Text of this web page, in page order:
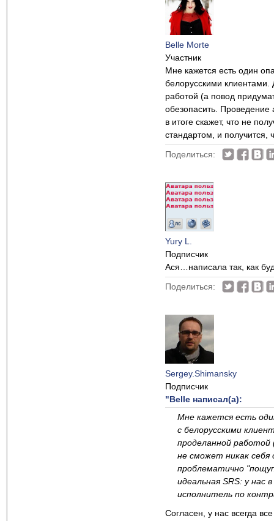
Belle Morte
Участник
Мне кажется есть один
белорусскими клиентами.
работой (а повод
обезопасить. Проведение
в итоге скажет, что не
стандартом, и получится,
Поделиться:
Yury L.
Подписчик
Ася…написала так, как
Поделиться:
Sergey.Shimansky
Подписчик
"Belle написал(а):
Мне кажется есть
с белорусскими
проделанной
не сможет никак
проблематично
идеальная SRS: у
исполнитель по
Согласен, у нас всегда